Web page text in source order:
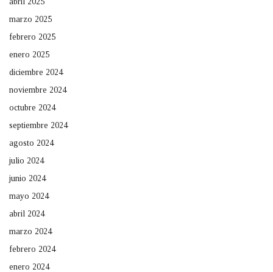
marzo 2025
febrero 2025
enero 2025
diciembre 2024
noviembre 2024
octubre 2024
septiembre 2024
agosto 2024
julio 2024
junio 2024
mayo 2024
abril 2024
marzo 2024
febrero 2024
enero 2024